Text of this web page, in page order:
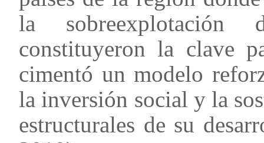
la sobreexplotación
constituyeron la clave
cimentó un modelo
la inversión social y la
estructurales de su